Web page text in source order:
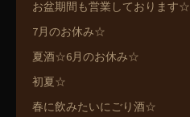
お盆期間も営業しております☆
7月のお休み☆
夏酒☆6月のお休み☆
初夏☆
春に飲みたいにごり酒☆